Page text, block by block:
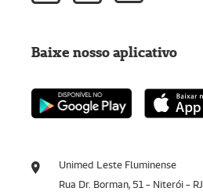
Unimed Leste Fluminense
Rua Dr. Borman, 51 - Niterói - RJ
Baixe nosso aplicativo